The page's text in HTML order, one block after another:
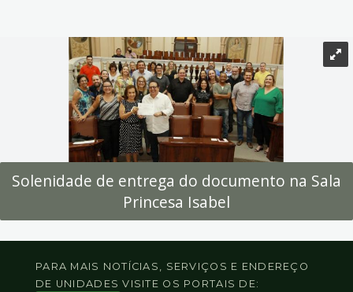
Solenidade de entrega do documento na Sala
Princesa Isabel
PARA MAIS NOTÍCIAS, SERVIÇOS E ENDEREÇO
DE UNIDADES VISITE OS PORTAIS DE: